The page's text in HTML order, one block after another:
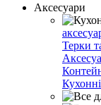
Аксесуари
Терки